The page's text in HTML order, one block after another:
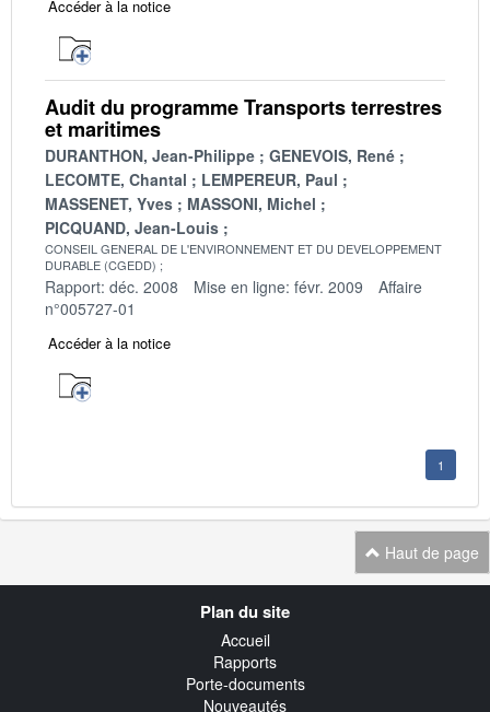
Accéder à la notice
Audit du programme Transports terrestres
et maritimes
DURANTHON, Jean-Philippe
GENEVOIS, René
LECOMTE, Chantal
LEMPEREUR, Paul
MASSENET, Yves
MASSONI, Michel
PICQUAND, Jean-Louis
CONSEIL GENERAL DE L'ENVIRONNEMENT ET DU DEVELOPPEMENT
DURABLE (CGEDD)
Rapport: déc. 2008 Mise en ligne: févr. 2009
Affaire
n°005727-01
Accéder à la notice
1
Haut de page
Plan du site
Accueil
Rapports
Porte-documents
Nouveautés